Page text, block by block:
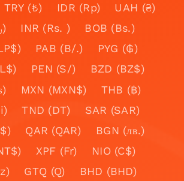
TRY (₺) IDR (Rp)
UAH (₴)
IRR (﷼)
INR (Rs. )
BOB (Bs.)
PAB (B/.)
PYG (₲)
PEN (S/)
BZD (BZ$)
MXN (MXN$)
THB (฿)
TND (DT)
SAR (SAR)
QAR (QAR)
BGN (лв.)
XPF (Fr)
NIO (C$)
GTQ (Q)
BHD (BHD)